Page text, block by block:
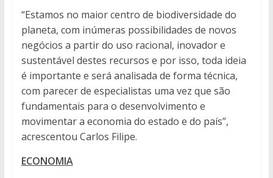
“Estamos no maior centro de biodiversidade do
planeta, com inúmeras possibilidades de novos
negócios a partir do uso racional, inovador e
sustentável destes recursos e por isso, toda ideia
é importante e será analisada de forma técnica,
com parecer de especialistas uma vez que são
fundamentais para o desenvolvimento e
movimentar a economia do estado e do país”,
acrescentou Carlos Filipe.
ECONOMIA